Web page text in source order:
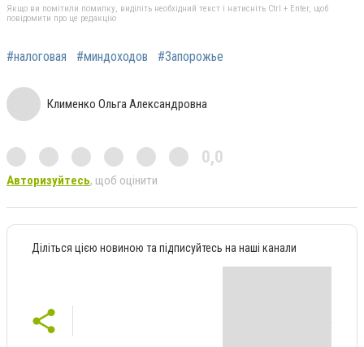
Якщо ви помітили помилку, виділіть необхідний текст і натисніть Ctrl + Enter, щоб
повідомити про це редакцію
#налоговая #миндоходов #Запорожье
Клименко Ольга Александровна
0,0
Авторизуйтесь, щоб оцінити
Діліться цією новиною та підписуйтесь на наші канали